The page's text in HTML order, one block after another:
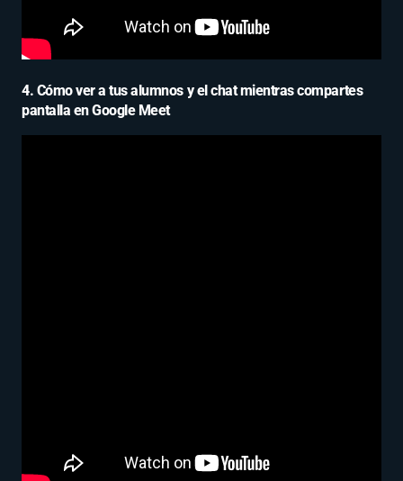
4. Cómo ver a tus alumnos y el chat mientras compartes
pantalla en Google Meet